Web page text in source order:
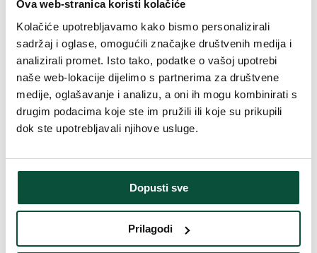
Ova web-stranica koristi kolačiće
Kolačiće upotrebljavamo kako bismo personalizirali
sadržaj i oglase, omogućili značajke društvenih medija i
analizirali promet. Isto tako, podatke o vašoj upotrebi
naše web-lokacije dijelimo s partnerima za društvene
medije, oglašavanje i analizu, a oni ih mogu kombinirati s
drugim podacima koje ste im pružili ili koje su prikupili
dok ste upotrebljavali njihove usluge.
Dopusti sve
Prilagodi
Vrsta rasklapanja snap tree
Duljina vrha 20cm
Težina (brutto) 8
Broj dijelova 3
Težina (brutto) 10,5
Postolje (uključeno u paket) Metalni